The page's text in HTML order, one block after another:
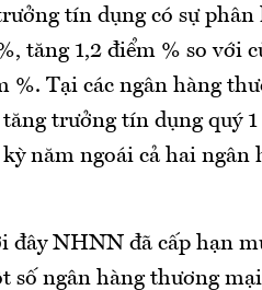
tín dụng có sự phân
tăng 1,2 điểm % so với
%. Tại các ngân hàng
trưởng tín dụng quý
năm ngoái cả hai ngân
đây NHNN đã cấp hạn
số ngân hàng thương